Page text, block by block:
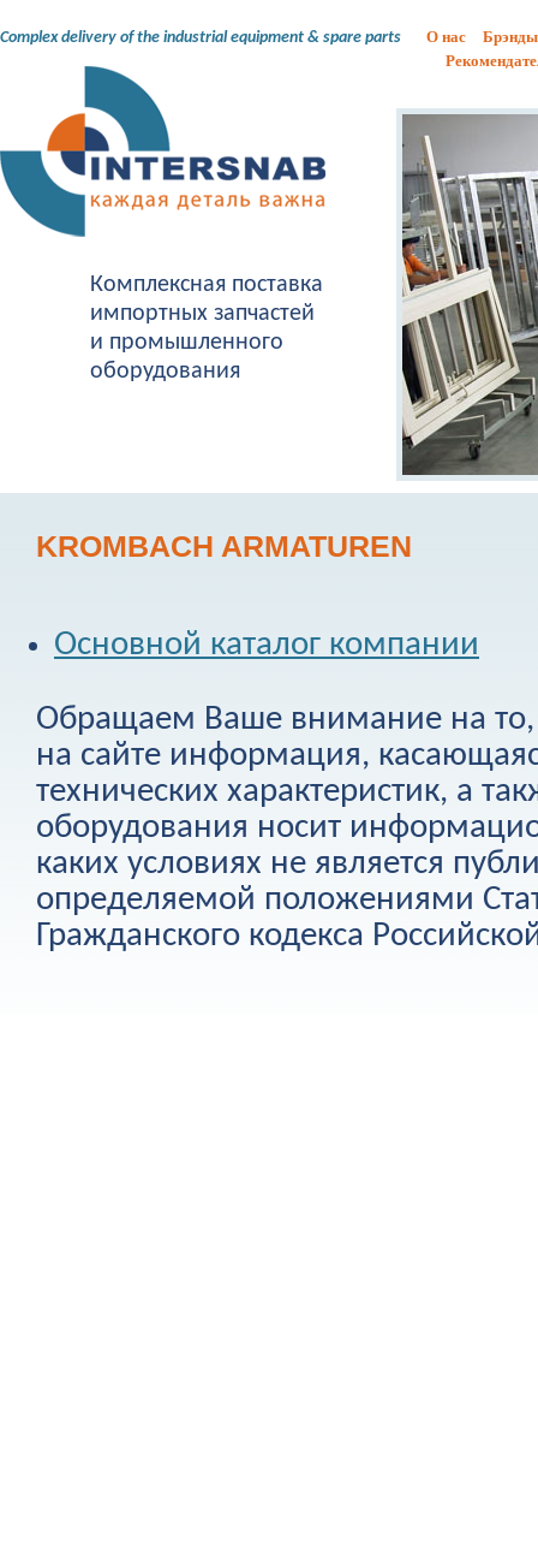
Complex delivery of the industrial equipment & spare parts
Комплексная поставка
импортных запчастей
и промышленного
оборудования
О нас
Брэнды
KROMBACH ARMATUREN
Основной каталог компании
Обращаем Ваше внимание на то,
на сайте информация,
технических характеристик, а
оборудования носит
каких условиях не является
определяемой положениями
Гражданского кодекса